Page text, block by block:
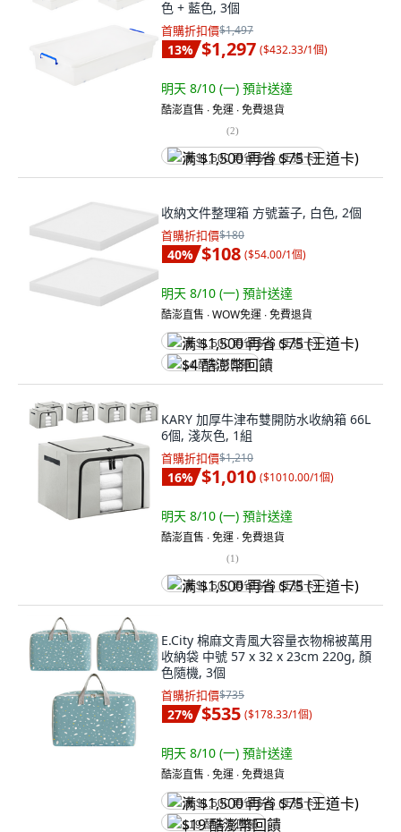
色 + 藍色, 3個
首購折扣價$1,497
13% $1,297 ($432.33/1個)
明天 8/10 (一) 預計送達
酷澎直售 ∙ 免運 ∙ 免費退貨
(2)
满 $1,500 再省 $75 (王道卡)
收納文件整理箱 方號蓋子, 白色, 2個
首購折扣價$180
40% $108 ($54.00/1個)
明天 8/10 (一) 預計送達
酷澎直售 ∙ WOW免運 ∙ 免費退貨
满 $1,500 再省 $75 (王道卡)
$4 酷澎幣回饋
KARY 加厚牛津布雙開防水收納箱 66L
6個, 淺灰色, 1組
首購折扣價$1,210
16% $1,010 ($1010.00/1個)
明天 8/10 (一) 預計送達
酷澎直售 ∙ 免運 ∙ 免費退貨
(1)
满 $1,500 再省 $75 (王道卡)
E.City 棉麻文青風大容量衣物棉被萬用
收納袋 中號 57 x 32 x 23cm 220g, 顏
色隨機, 3個
首購折扣價$735
27% $535 ($178.33/1個)
明天 8/10 (一) 預計送達
酷澎直售 ∙ 免運 ∙ 免費退貨
满 $1,500 再省 $75 (王道卡)
$19 酷澎幣回饋